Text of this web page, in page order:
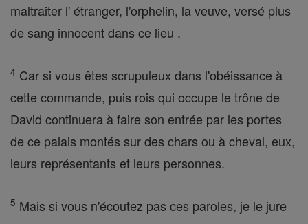
maltraiter l' étranger, l'orphelin, la veuve, versé plus
de sang innocent dans ce lieu .
4 Car si vous êtes scrupuleux dans l'obéissance à
cette commande, puis rois qui occupe le trône de
David continuera à faire son entrée par les portes
de ce palais montés sur des chars ou à cheval, eux,
leurs représentants et leurs personnes.
5 Mais si vous n'écoutez pas ces paroles, je le jure